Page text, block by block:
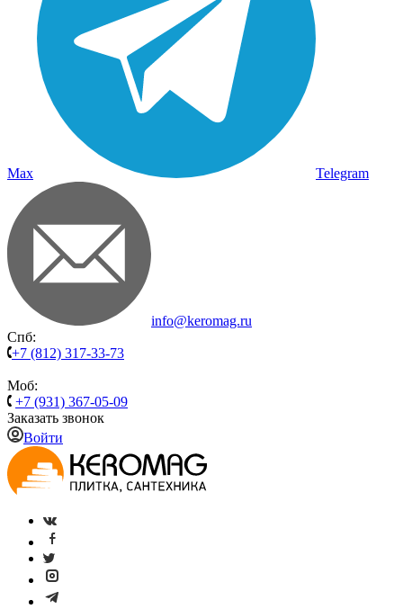
Max Telegram
info@keromag.ru
Спб:
+7 (812) 317-33-73
Моб:
+7 (931) 367-05-09
Заказать звонок
Войти